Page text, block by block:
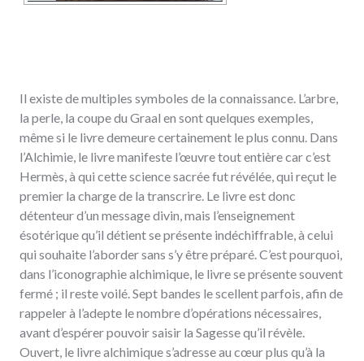
Il existe de multiples symboles de la connaissance. L’arbre,
la perle, la coupe du Graal en sont quelques exemples,
même si le livre demeure certainement le plus connu. Dans
l’Alchimie, le livre manifeste l’œuvre tout entière car c’est
Hermès, à qui cette science sacrée fut révélée, qui reçut le
premier la charge de la transcrire. Le livre est donc
détenteur d’un message divin, mais l’enseignement
ésotérique qu’il détient se présente indéchiffrable, à celui
qui souhaite l’aborder sans s’y être préparé. C’est pourquoi,
dans l’iconographie alchimique, le livre se présente souvent
fermé ; il reste voilé. Sept bandes le scellent parfois, afin de
rappeler à l’adepte le nombre d’opérations nécessaires,
avant d’espérer pouvoir saisir la Sagesse qu’il révèle.
Ouvert, le livre alchimique s’adresse au cœur plus qu’à la